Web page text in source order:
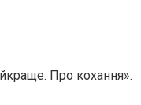
Про кохання».